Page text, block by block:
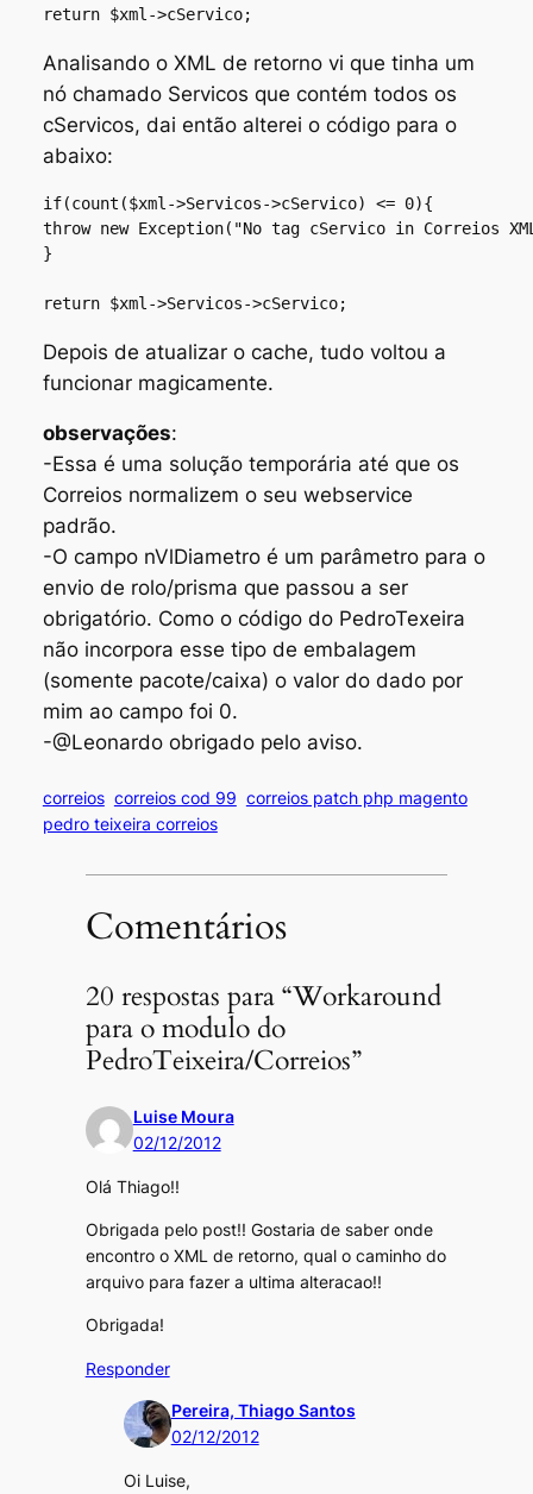
return $xml->cServico;
Analisando o XML de retorno vi que tinha um
nó chamado Servicos que contém todos os
cServicos, dai então alterei o código para o
abaixo:
if(count($xml->Servicos->cServico) <= 0){
throw new Exception("No tag cServico in Correios
}
return $xml->Servicos->cServico;
Depois de atualizar o cache, tudo voltou a
funcionar magicamente.
observações:
-Essa é uma solução temporária até que os
Correios normalizem o seu webservice
padrão.
-O campo nVlDiametro é um parâmetro para o
envio de rolo/prisma que passou a ser
obrigatório. Como o código do PedroTexeira
não incorpora esse tipo de embalagem
(somente pacote/caixa) o valor do dado por
mim ao campo foi 0.
-@Leonardo obrigado pelo aviso.
correios correios cod 99 correios patch php magento
pedro teixeira correios
Comentários
20 respostas para “Workaround
para o modulo do
PedroTeixeira/Correios”
Luise Moura
02/12/2012
Olá Thiago!!
Obrigada pelo post!! Gostaria de saber onde
encontro o XML de retorno, qual o caminho do
arquivo para fazer a ultima alteracao!!
Obrigada!
Responder
Pereira, Thiago Santos
02/12/2012
Oi Luise,